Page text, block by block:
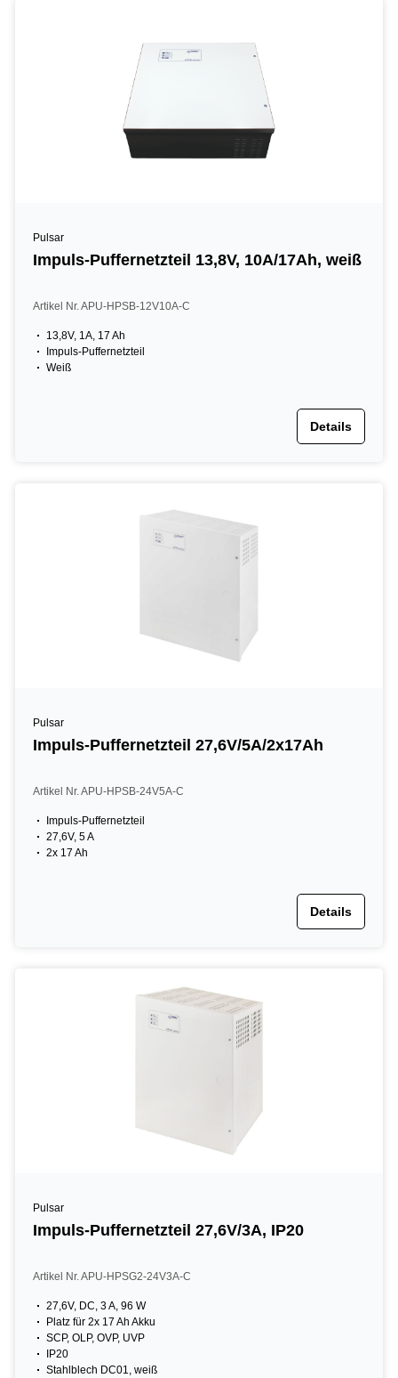
Pulsar
Impuls-Puffernetzteil 13,8V, 10A/17Ah, weiß
Artikel Nr. APU-HPSB-12V10A-C
13,8V, 1A, 17 Ah
Impuls-Puffernetzteil
Weiß
Details
Pulsar
Impuls-Puffernetzteil 27,6V/5A/2x17Ah
Artikel Nr. APU-HPSB-24V5A-C
Impuls-Puffernetzteil
27,6V, 5 A
2x 17 Ah
Details
Pulsar
Impuls-Puffernetzteil 27,6V/3A, IP20
Artikel Nr. APU-HPSG2-24V3A-C
27,6V, DC, 3 A, 96 W
Platz für 2x 17 Ah Akku
SCP, OLP, OVP, UVP
IP20
Stahlblech DC01, weiß